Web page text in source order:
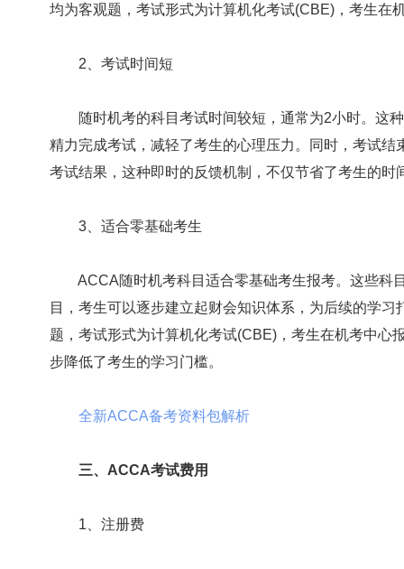
均为客观题，考试形式为计算机化考试(CBE)，考生在
2、考试时间短
随时机考的科目考试时间较短，通常为2小时。这种
精力完成考试，减轻了考生的心理压力。同时，考试
考试结果，这种即时的反馈机制，不仅节省了考生的时
3、适合零基础考生
ACCA随时机考科目适合零基础考生报考。这些科
目，考生可以逐步建立起财会知识体系，为后续的学
题，考试形式为计算机化考试(CBE)，考生在机考中心
步降低了考生的学习门槛。
全新ACCA备考资料包解析
三、ACCA考试费用
1、注册费